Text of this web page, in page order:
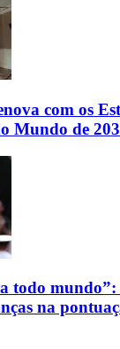
com os
Mundo de
todo
na